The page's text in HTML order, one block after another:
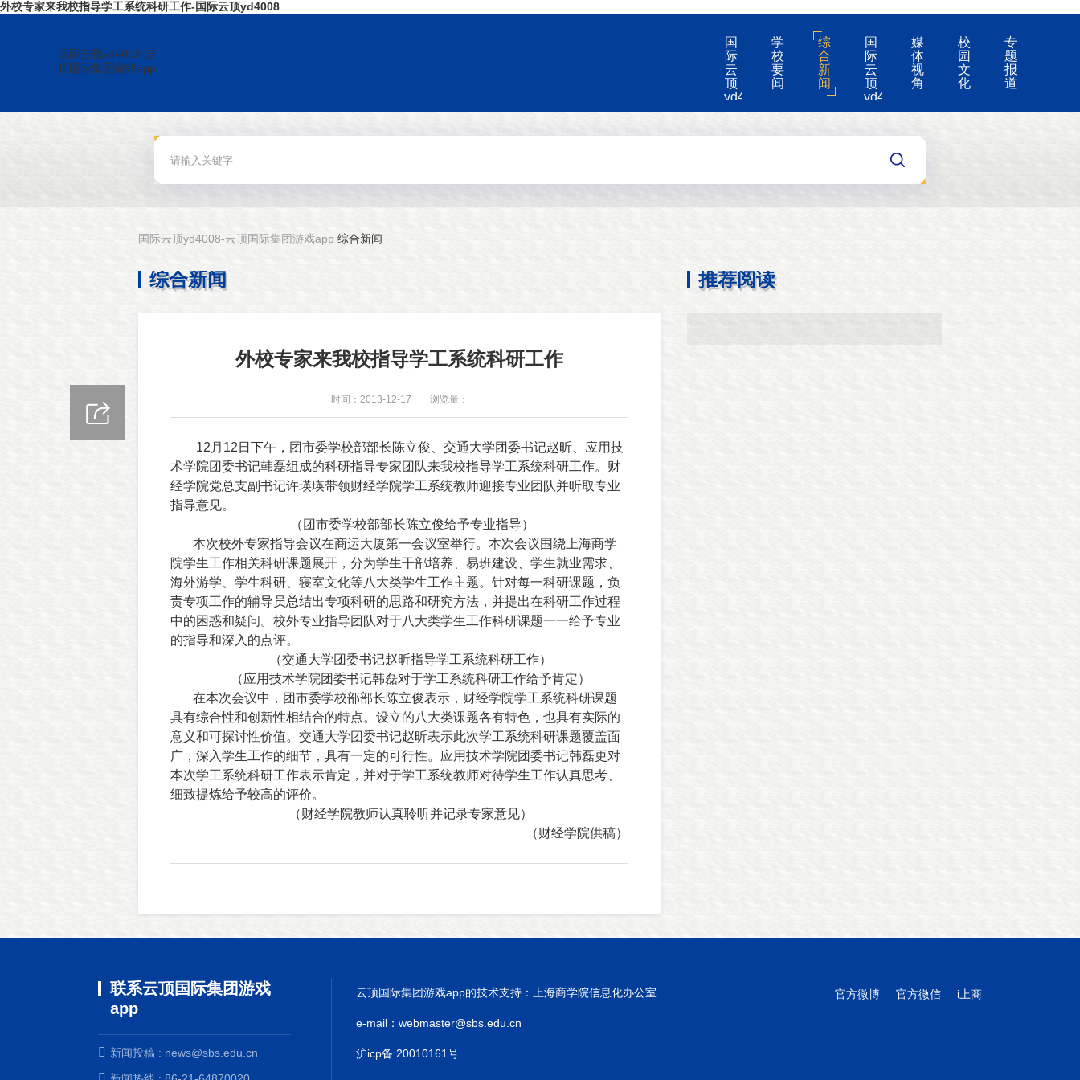
外校专家来我校指导学工系统科研工作-国际云顶yd4008
国际云顶yd4008-云
顶国际集团游戏app
国
际
云
顶
yd4008-
云
国
戏
学
校
要
闻
综
合
新
闻
国
际
云
顶
yd4008
的
告
媒
体
视
角
校
园
文
化
专
题
报
道
国际云顶yd4008-云顶国际集团游戏app 综合新闻
综合新闻
外校专家来我校指导学工系统科研工作
时间：2013-12-17 浏览量：
12 月 12 日下午，团市委学校部部长陈立俊、交通大学团委书记赵昕、应用技
术学院团委书记韩磊组成的科研指导专家团队来我校指导学工系统科研工作。财
经学院党总支副书记许瑛瑛带领财经学院学工系统教师迎接专业团队并听取专业
指导意见。
（团市委学校部部长陈立俊给予专业指导）
本次校外专家指导会议在商运大厦第一会议室举行。本次会议围绕上海商学
院学生工作相关科研课题展开，分为学生干部培养、易班建设、学生就业需求、
海外游学、学生科研、寝室文化等八大类学生工作主题。针对每一科研课题，负
责专项工作的辅导员总结出专项科研的思路和研究方法，并提出在科研工作过程
中的困惑和疑问。校外专业指导团队对于八大类学生工作科研课题一一给予专业
的指导和深入的点评。
（交通大学团委书记赵昕指导学工系统科研工作）
（应用技术学院团委书记韩磊对于学工系统科研工作给予肯定）
在本次会议中，团市委学校部部长陈立俊表示，财经学院学工系统科研课题
具有综合性和创新性相结合的特点。设立的八大类课题各有特色，也具有实际的
意义和可探讨性价值。交通大学团委书记赵昕表示此次学工系统科研课题覆盖面
广，深入学生工作的细节，具有一定的可行性。应用技术学院团委书记韩磊更对
本次学工系统科研工作表示肯定，并对于学工系统教师对待学生工作认真思考、
细致提炼给予较高的评价。
（财经学院教师认真聆听并记录专家意见）
（财经学院供稿）
推荐阅读
联系云顶国际集团游戏
app
新闻投稿 : news@sbs.edu.cn
云顶国际集团游戏app的技术支持：上海商学院信息化办公室
e-mail： webmaster@sbs.edu.cn
沪icp备 20010161号
i上商
官方微信
官方微博